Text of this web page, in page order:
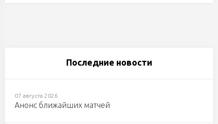
Последние новости
07 августа 2026
Анонс ближайших матчей